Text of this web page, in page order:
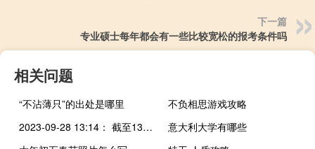
下一篇
专业硕士每年都会有一些比较宽松的报考条件吗
相关问题
“不沾薄只”的出处是哪里
不负相思游戏攻略
2023-09-28 13:14： 截至13时14分因车流量大，高速交警管制：玉田站、鸦鸿桥站北京方向禁止危险品车辆通行；玉田站、鸦鸿桥站沈阳方向禁止黄牌货车及危险牌车辆通行；唐山北站、榛子镇沈阳方向禁止黄牌货车通行。 ​​​
意大利大学有哪些